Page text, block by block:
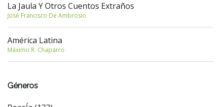
La Jaula Y Otros Cuentos Extraños
José Francisco De Ambrosio
América Latina
Máximo R. Chaparro
Géneros